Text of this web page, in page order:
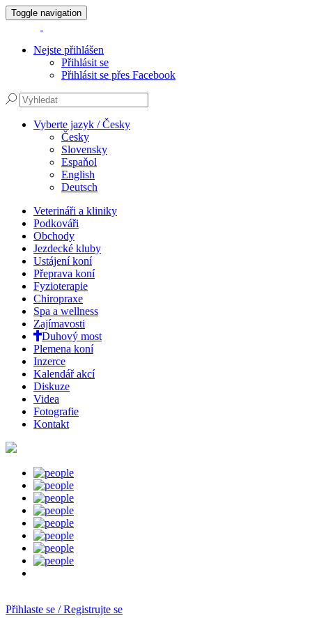
Toggle navigation
Nejste přihlášen
Přihlásit se
Přihlásit se přes Facebook
Vyberte jazyk / Česky
Česky
Slovensky
Espaňol
English
Deutsch
Veterináři a kliniky
Podkováři
Obchody
Jezdecké kluby
Ustájení koní
Přeprava koní
Fyzioterapie
Chiropraxe
Spa a wellness
Zajímavosti
Duhový most
Plemena koní
Inzerce
Kalendář akcí
Diskuze
Videa
Fotografie
Kontakt
Přihlaste se / Registrujte se